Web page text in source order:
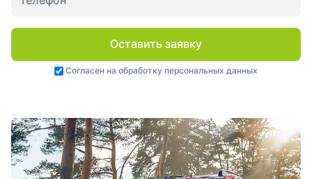
Оставить заявку
Согласен на обработку персональных данных